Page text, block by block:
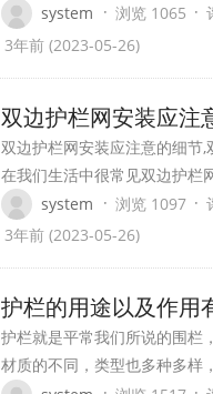
前要考虑位置不同，确定不同
如：安装在公路两边时就必须
system · 浏览 1065 ·
3年前 (2023-05-26)
双边护栏网安装应注
双边护栏网安装应注意的细节,
在我们生活中很常见双边护栏
面都能使用，比较稳步牢靠的
之一。使用场合众多，花园、
护栏网材质稳定性入手，确保
安装稳固、可靠。
system · 浏览 1097 ·
3年前 (2023-05-26)
护栏的用途以及作用
护栏就是平常我们所说的围栏
材质的不同，类型也多种多样